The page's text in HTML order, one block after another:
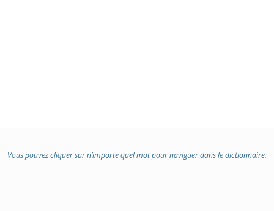
Vous pouvez cliquer sur n’importe quel mot pour naviguer dans le dictionnaire.